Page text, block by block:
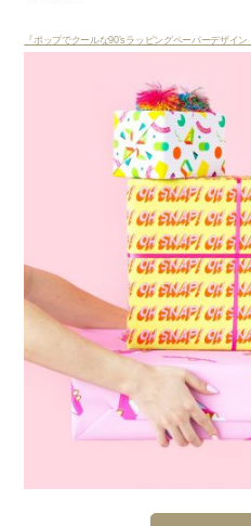
『ポップでクールな90’sラッピングペーパーデザイン